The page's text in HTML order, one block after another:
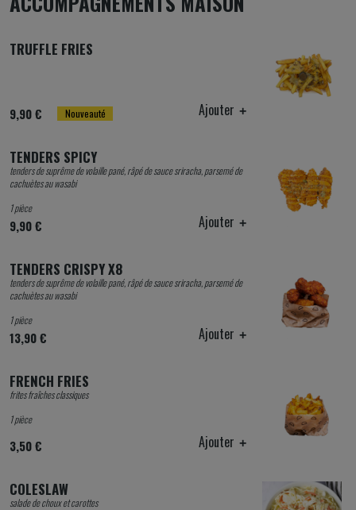
Nouveauté
TRUFFLE FRIES
9,90 € Ajouter
TENDERS SPICY
tenders de suprême de volaille pané, râpé de sauce sriracha, parsemé de
cachuètes au wasabi
1 pièce
9,90 € Ajouter
TENDERS CRISPY X8
tenders de suprême de volaille pané, râpé de sauce sriracha, parsemé de
cachuètes au wasabi
1 pièce
13,90 € Ajouter
FRENCH FRIES
frites fraîches classiques
1 pièce
3,50 € Ajouter
COLESLAW
salade de choux et carottes